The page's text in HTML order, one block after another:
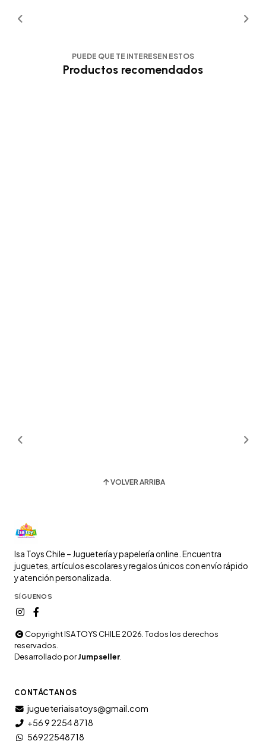
PUEDE QUE TE INTERESEN ESTOS
Productos recomendados
VOLVER ARRIBA
Isa Toys Chile – Juguetería y papelería online. Encuentra
juguetes, artículos escolares y regalos únicos con envío rápido
y atención personalizada.
SÍGUENOS
Copyright ISA TOYS CHILE 2026. Todos los derechos
reservados.
Desarrollado porJumpseller.
CONTÁCTANOS
jugueteriaisatoys@gmail.com
+56 9 2254 8718
56922548718